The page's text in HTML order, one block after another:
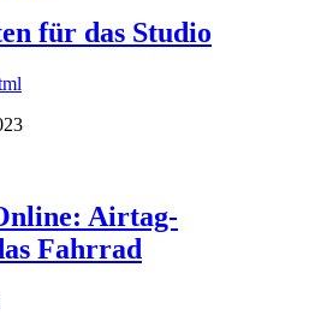
für das Studio
ml
Airtag-
Fahrrad